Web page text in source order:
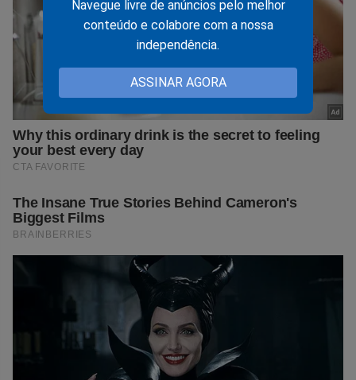
Navegue livre de anúncios pelo melhor
conteúdo e colabore com a nossa
independência.
ASSINAR AGORA